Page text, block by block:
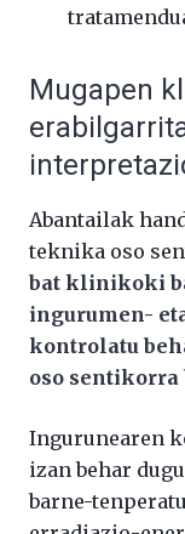
Mugapen
Abantailak
teknika oso
bat klinikoki
ingurumen-
kontrolatu
oso
Ingurunearen
izan behar
barne-